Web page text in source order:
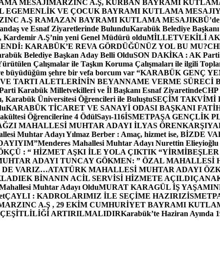
MESAJIMARZINC A.Ş, KURBAN BAYRAMI
EGEMENLİK VE ÇOCUK BAYRAMI KUTLAMA MESAJI
A.Ş RAMAZAN BAYRAMI KUTLAMA MESAJI
ve Esnaf Ziyaretlerinde BulunduKarabük Belediye
Kardemir A.Ş’nin yeni Genel Müdürü olduMİLLETVEKİLİ
KARABÜK’E REVA GÖRDÜĞÜNÜZ YOL BU MU?
Belediye Başkan Aday Belli OlduSON DAKİKA : AK Parti
Çalışmalar ile Taşkın Koruma Çalışmaları ile ilgili
büyüdüğüm şehre bir vefa borcum var “KARABÜK GENÇ
TARTI ALETLERİNİN BEYANNAME VERME SÜRECİ
Karabük Milletvekilleri ve İl Başkanı Esnaf ZiyaretindeCHP
Karabük Üniversitesi Öğrencileri ile BuluştuSEÇİM TAKVİMİ
KARABÜK TİCARET VE SANAYİ ODASI BAŞKANI
Öğrencilerine 4 ÖdülSayı-116İSMETPAŞA GENÇLİK
MAHALLESİ MUHTAR ADAYI İLYAS ÖREN
Muhtar Adayı Yılmaz Berber : Amaç, hizmet ise, BİZDE
Menderes Mahallesi Muhtar Adayı Nurettin
: “ HİZMET AŞKI İLE YOLA ÇIKTIK “
ADAYI TUNCAY GÖKMEN: ” ÖZAL MAHALLESİ
DE VARIZ…ATATÜRK MAHALLESİ MUHTAR ADAYI
EK BİNANIN ACİL SERVİSİ HİZMETE AÇILDI
Muhtar Adayı OlduMURAT KARAGÜL İŞ
ÇAYLI : KADROLARIMIZ İLE SEÇİME HAZIRIZ
A.Ş , 29 EKİM CUMHURİYET BAYRAMI
ARTIRILMALIDIRKarabük’te Haziran Ayında